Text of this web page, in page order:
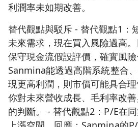
利潤率未如期改善。
替代觀點與駁斥 - 替代觀點1：
未來需求，現在買入風險過高
保守現金流假設評價，確實風
Sanmina能透過高階系統整合
現更高利潤，則市價可能具合
你對未來營收成長、毛利率改
的判斷。 - 替代觀點2：P/E在